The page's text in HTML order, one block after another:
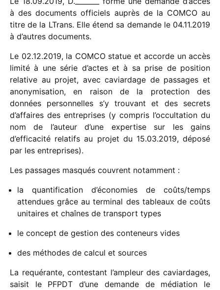
à des docu­ments offi­ciels auprès de la COMCO au
titre de la LTrans. Elle étend sa demande le 04.11.2019
à d’autres docu­ments.
Le 02.12.2019, la COMCO statue et accorde un accès
limité à une série d’actes et à sa prise de posi­tion
rela­tive au projet, avec caviar­dage de passages et
anony­mi­sa­tion, en raison de la protec­tion des
données person­nelles s’y trou­vant et des secrets
d’affaires des entre­prises (y compris l’occultation du
nom de l’auteur d’une exper­tise sur les gains
d’efficacité rela­tifs au projet du 15.03.2019, déposé
par les entre­prises).
Les passages masqués couvrent notam­ment :
la quan­ti­fi­ca­tion d’économies de coûts/​temps
atten­dues grâce au termi­nal des tableaux de coûts
unitaires et chaînes de trans­port types
le concept de gestion des conte­neurs vides
des méthodes de calcul et sources
La requé­rante, contes­tant l’ampleur des caviar­dages,
saisit le PFPDT d’une demande de média­tion le